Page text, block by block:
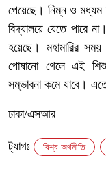
পেয়েছে। নিম্ন ও
বিদ্যালয়ে যেতে পারে
হয়েছে। মহামারির
পোষানো গেলে এই
সম্ভাবনা কমে যাবে।
ঢাকা/এসআর
ট্যাগঃ বিশ্ব অর্থনীতি